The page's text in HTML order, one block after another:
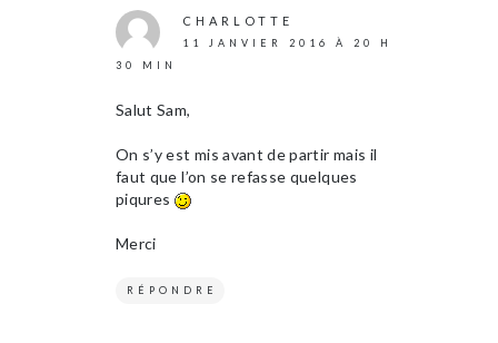
CHARLOTTE
11 JANVIER 2016 À 20 H
30 MIN
Salut Sam,
On s’y est mis avant de partir mais il
faut que l’on se refasse quelques
piqures
Merci
RÉPONDRE